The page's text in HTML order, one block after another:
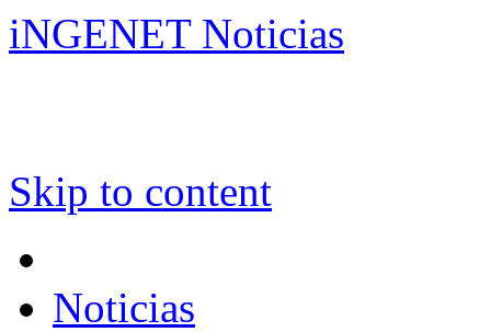
iNGENET Noticias
Skip to content
Noticias